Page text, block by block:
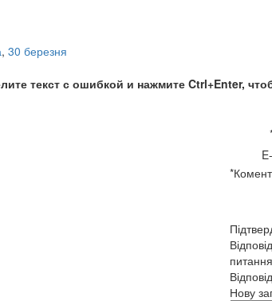
, 30 березня
текст с ошибкой и нажмите Ctrl+Enter,
*
Нову